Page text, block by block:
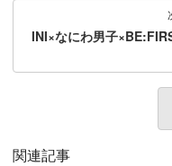
INI×なにわ男子
関連記事